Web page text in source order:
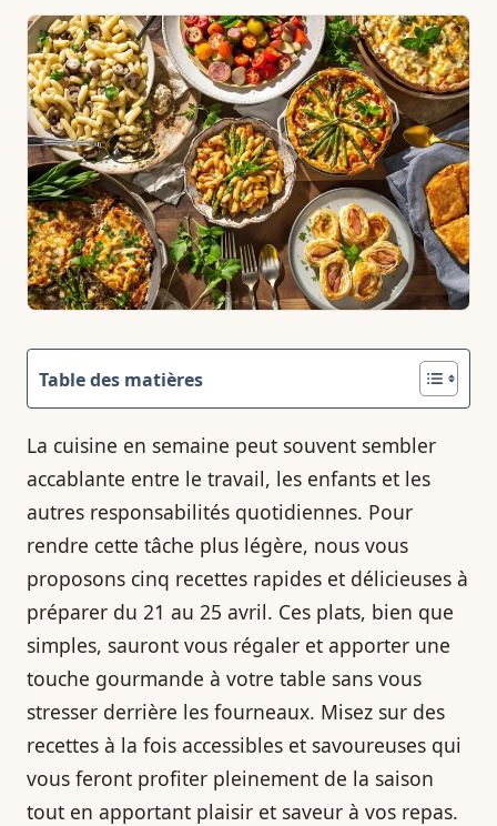
Table des matières
La cuisine en semaine peut souvent sembler
accablante entre le travail, les enfants et les
autres responsabilités quotidiennes. Pour
rendre cette tâche plus légère, nous vous
proposons cinq recettes rapides et délicieuses à
préparer du 21 au 25 avril. Ces plats, bien que
simples, sauront vous régaler et apporter une
touche gourmande à votre table sans vous
stresser derrière les fourneaux. Misez sur des
recettes à la fois accessibles et savoureuses qui
vous feront profiter pleinement de la saison
tout en apportant plaisir et saveur à vos repas.